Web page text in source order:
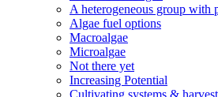
A heterogeneous group with
Algae fuel options
Macroalgae
Microalgae
Not there yet
Increasing Potential
Cultivating systems &